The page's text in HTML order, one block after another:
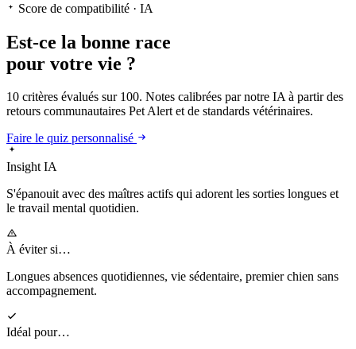
Score de compatibilité · IA
Est-ce la bonne race
pour votre vie ?
10 critères évalués sur 100. Notes calibrées par notre IA à partir des
retours communautaires Pet Alert et de standards vétérinaires.
Faire le quiz personnalisé
Insight IA
S'épanouitavec des maîtres actifs qui adorent les sorties longues et
le travail mental quotidien.
À éviter si…
Longues absences quotidiennes, vie sédentaire, premier chien sans
accompagnement.
Idéal pour…